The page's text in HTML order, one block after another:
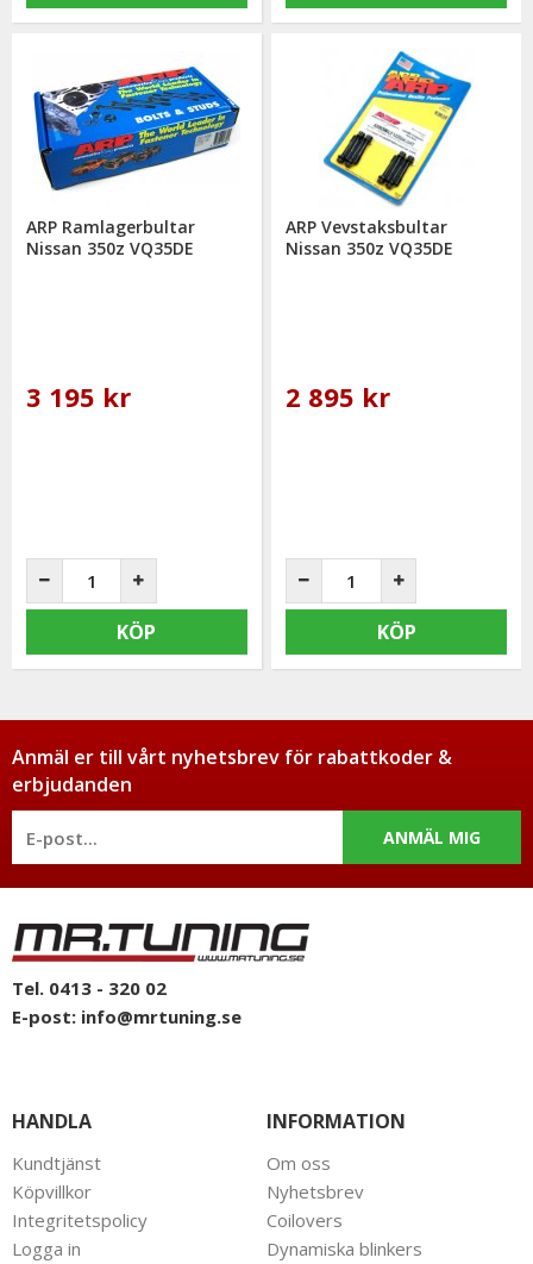
ARP Ramlagerbultar
Nissan 350z VQ35DE
3 195 kr
KÖP
ARP Vevstaksbultar
Nissan 350z VQ35DE
2 895 kr
KÖP
Anmäl er till vårt nyhetsbrev för rabattkoder &
erbjudanden
ANMÄL MIG
Tel. 0413 - 320 02
E-post: info@mrtuning.se
HANDLA
Kundtjänst
Köpvillkor
Integritetspolicy
Logga in
INFORMATION
Om oss
Nyhetsbrev
Coilovers
Dynamiska blinkers